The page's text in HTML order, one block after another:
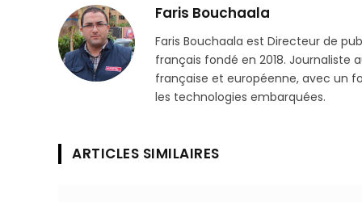
Faris Bouchaala
Faris Bouchaala est Directeur de
français fondé en 2018. Journaliste
française et européenne, avec un
les technologies embarquées.
ARTICLES SIMILAIRES